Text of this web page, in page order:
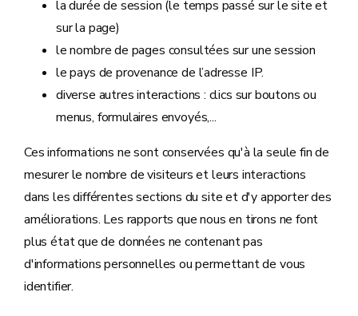
la durée de session (le temps passé sur le site et
sur la page)
le nombre de pages consultées sur une session
le pays de provenance de l’adresse IP.
diverse autres interactions : clics sur boutons ou
menus, formulaires envoyés,...
Ces informations ne sont conservées qu'à la seule fin de
mesurer le nombre de visiteurs et leurs interactions
dans les différentes sections du site et d'y apporter des
améliorations. Les rapports que nous en tirons ne font
plus état que de données ne contenant pas
d'informations personnelles ou permettant de vous
identifier.